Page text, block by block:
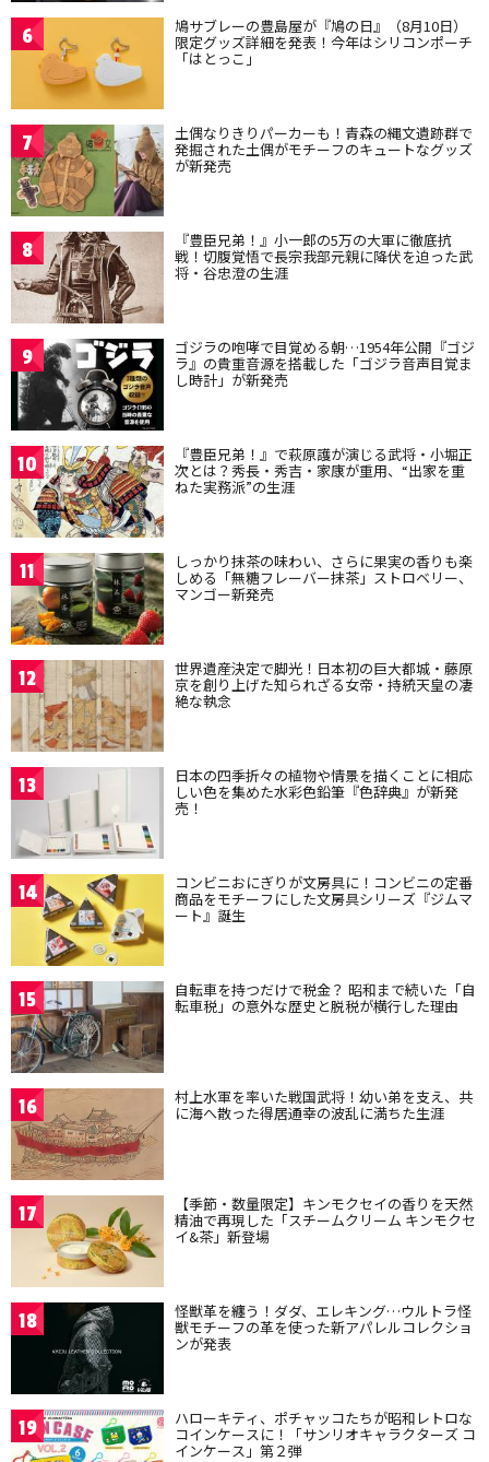
6 鳩サブレーの豊島屋が『鳩の日』（8月10日）
限定グッズ詳細を発表！今年はシリコンポーチ
「はとっこ」
7 土偶なりきりパーカーも！青森の縄文遺跡群で
発掘された土偶がモチーフのキュートなグッズ
が新発売
8 『豊臣兄弟！』小一郎の5万の大軍に徹底抗
戦！切腹覚悟で長宗我部元親に降伏を迫った武
将・谷忠澄の生涯
9 ゴジラの咆哮で目覚める朝…1954年公開『ゴジ
ラ』の貴重音源を搭載した「ゴジラ音声目覚ま
し時計」が新発売
10 『豊臣兄弟！』で萩原護が演じる武将・小堀正
次とは？秀長・秀吉・家康が重用、“出家を重
ねた実務派”の生涯
11 しっかり抹茶の味わい、さらに果実の香りも楽
しめる「無糖フレーバー抹茶」ストロベリー、
マンゴー新発売
12 世界遺産決定で脚光！日本初の巨大都城・藤原
京を創り上げた知られざる女帝・持統天皇の凄
絶な執念
13 日本の四季折々の植物や情景を描くことに相応
しい色を集めた水彩色鉛筆『色辞典』が新発
売！
14 コンビニおにぎりが文房具に！コンビニの定番
商品をモチーフにした文房具シリーズ『ジムマ
ート』誕生
15 自転車を持つだけで税金？ 昭和まで続いた「自
転車税」の意外な歴史と脱税が横行した理由
16 村上水軍を率いた戦国武将！幼い弟を支え、共
に海へ散った得居通幸の波乱に満ちた生涯
17 【季節・数量限定】キンモクセイの香りを天然
精油で再現した「スチームクリーム キンモクセ
イ&茶」新登場
18 怪獣革を纏う！ダダ、エレキング…ウルトラ怪
獣モチーフの革を使った新アパレルコレクショ
ンが発表
19 ハローキティ、ポチャッコたちが昭和レトロな
コインケースに！「サンリオキャラクターズ コ
インケース」第２弾